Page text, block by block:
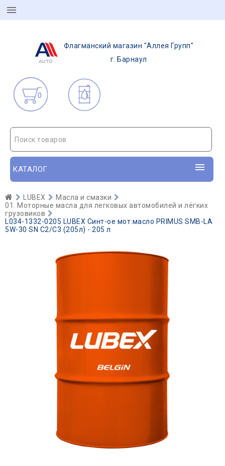
Флагманский магазин "Аллея Групп"
г. Барнаул
0
Поиск товаров
КАТАЛОГ
LUBEX
Масла и смазки
01. Моторные масла для легковых автомобилей и лёгких
грузовиков
L034-1332-0205 LUBEX Синт-ое мот.масло PRIMUS SMB-LA
5W-30 SN C2/C3 (205л) - 205 л